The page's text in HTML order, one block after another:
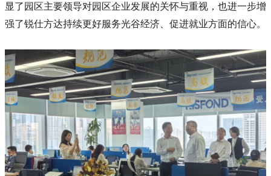
显了园区主要领导对园区企业发展的关怀与重视，也进一步增
强了锐仕方达持续更好服务光谷经济、促进就业方面的信心。